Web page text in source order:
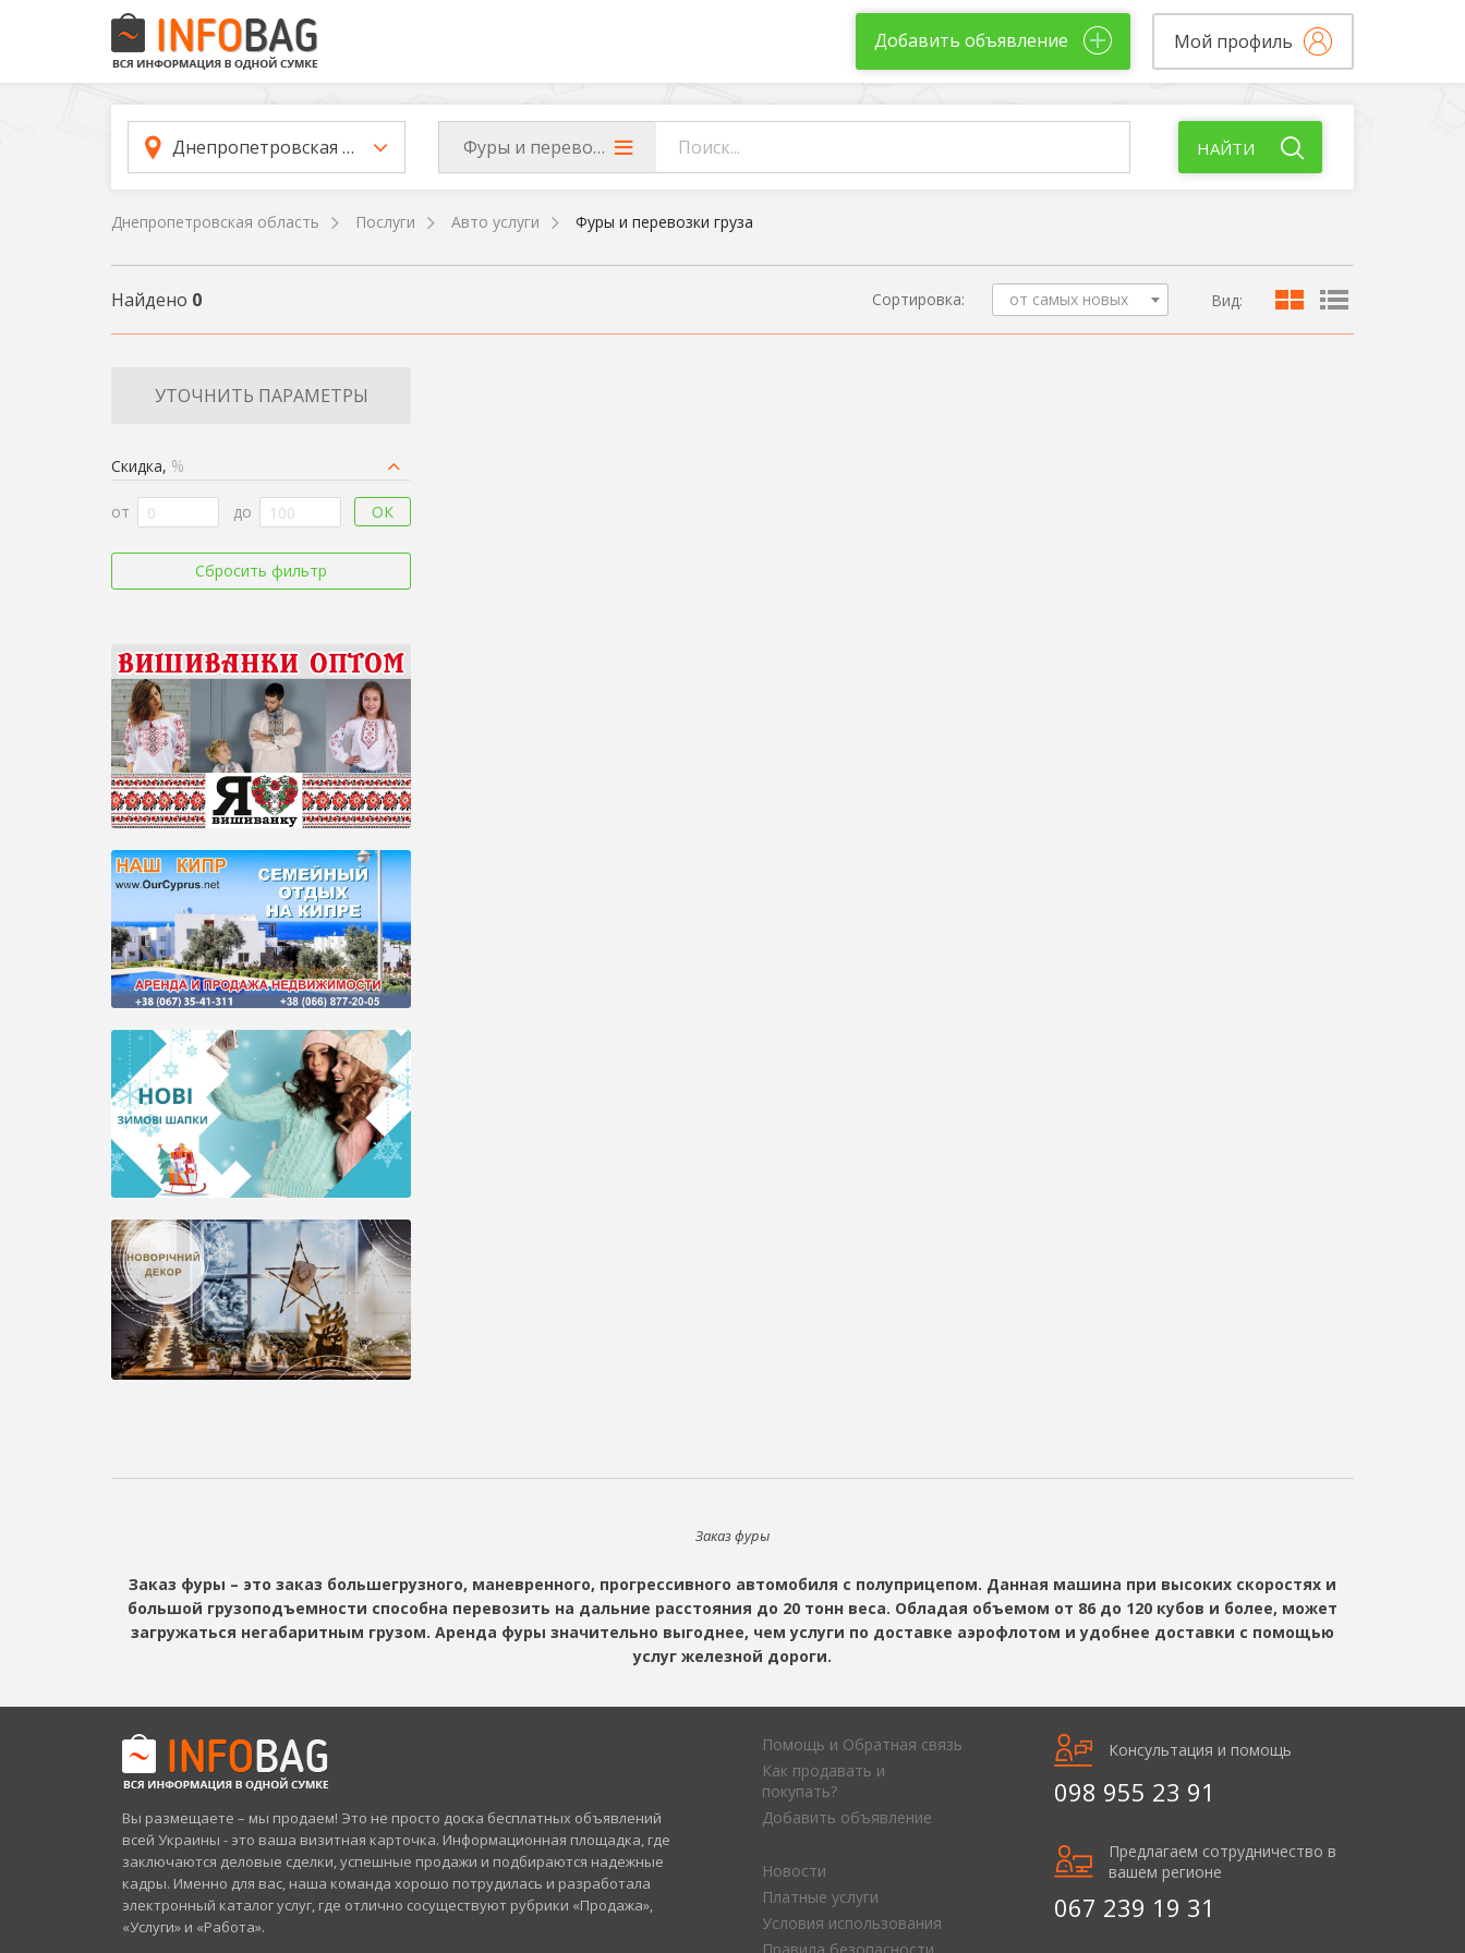
Добавить объявление Мой профиль
Днепропетровская область Фуры и перевозки груза НАЙТИ
Днепропетровская область Послуги Авто услуги Фуры и перевозки груза
Найдено 0 Сортировка: от самых новых Вид:
УТОЧНИТЬ ПАРАМЕТРЫ
Скидка, %
от до ОК
Сбросить фильтр
Заказ фуры
Заказ фуры – это заказ большегрузного, маневренного, прогрессивного автомобиля с полуприцепом. Данная машина при высоких скоростях и
большой грузоподъемности способна перевозить на дальние расстояния до 20 тонн веса. Обладая объемом от 86 до 120 кубов и более, может
загружаться негабаритным грузом. Аренда фуры значительно выгоднее, чем услуги по доставке аэрофлотом и удобнее доставки с помощью
услуг железной дороги.
Вы размещаете – мы продаем! Это не просто доска бесплатных объявлений
всей Украины - это ваша визитная карточка. Информационная площадка, где
заключаются деловые сделки, успешные продажи и подбираются надежные
кадры. Именно для вас, наша команда хорошо потрудилась и разработала
электронный каталог услуг, где отлично сосуществуют рубрики «Продажа»,
«Услуги» и «Работа».
Помощь и Обратная связь
Как продавать и
покупать?
Добавить объявление
Новости
Платные услуги
Условия использования
Консультация и помощь
098 955 23 91
Предлагаем сотрудничество в
вашем регионе
067 239 19 31